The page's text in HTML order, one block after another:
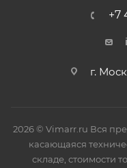
+7
г.
2026 © Vimarr.ru Вся
касающаяся
складе, стоимости